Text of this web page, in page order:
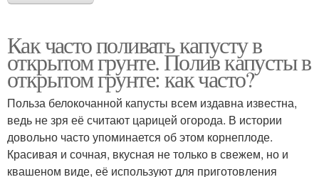
Как часто поливать капусту в
открытом грунте. Полив капусты в
открытом грунте: как часто?
Польза белокочанной капусты всем издавна известна,
ведь не зря её считают царицей огорода. В истории
довольно часто упоминается об этом корнеплоде.
Красивая и сочная, вкусная не только в свежем, но и
квашеном виде, её используют для приготовления